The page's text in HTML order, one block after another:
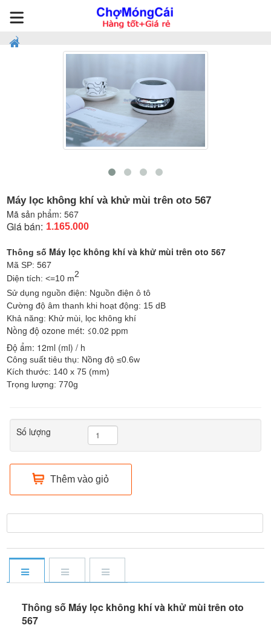
Máy lọc không khí và khử mùi trên oto 567
Mã sản phẩm:567
Giá bán: 1.165.000
Thông số Máy lọc không khí và khử mùi trên oto 567
Mã SP: 567
Diện tích: <=10 m2
Sử dụng nguồn điện: Nguồn điện ô tô
Cường độ âm thanh khi hoạt động: 15 dB
Khả năng: Khử mùi, lọc không khí
Nồng độ ozone mét: ≤0.02 ppm
Độ ẩm: 12ml (ml) / h
Công suất tiêu thụ: Nồng độ ≤0.6w​
Kích thước: 140 x 75 (mm)
Trọng lượng: 770g
Số lượng
Thêm vào giỏ
Thông số Máy lọc không khí và khử mùi trên oto
567